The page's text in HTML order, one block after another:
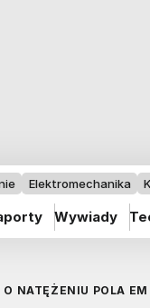
Elektromechanika
Wywiady
NATĘŻENIU POLA EM